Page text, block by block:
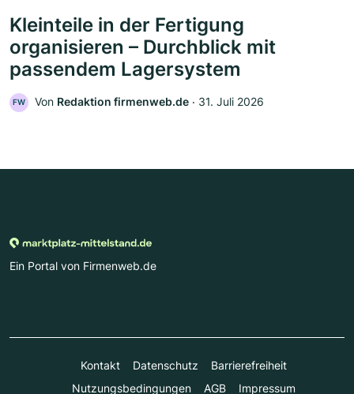
Kleinteile in der Fertigung
organisieren – Durchblick mit
passendem Lagersystem
FW Von Redaktion firmenweb.de ‧ 31. Juli 2026
Ein Portal von Firmenweb.de
Kontakt Datenschutz
Barrierefreiheit
Nutzungsbedingungen
AGB Impressum